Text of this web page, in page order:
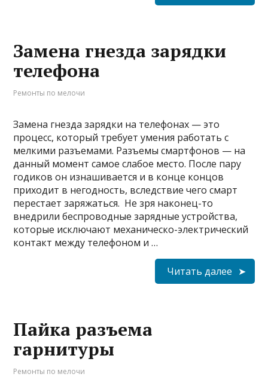
Замена гнезда зарядки
телефона
Ремонты по мелочи
Замена гнезда зарядки на телефонах — это
процесс, который требует умения работать с
мелкими разъемами. Разъемы смартфонов — на
данный момент самое слабое место. После пару
годиков он изнашивается и в конце концов
приходит в негодность, вследствие чего смарт
перестает заряжаться. Не зря наконец-то
внедрили беспроводные зарядные устройства,
которые исключают механическо-электрический
контакт между телефоном и …
Читать далее
Пайка разъема
гарнитуры
Ремонты по мелочи